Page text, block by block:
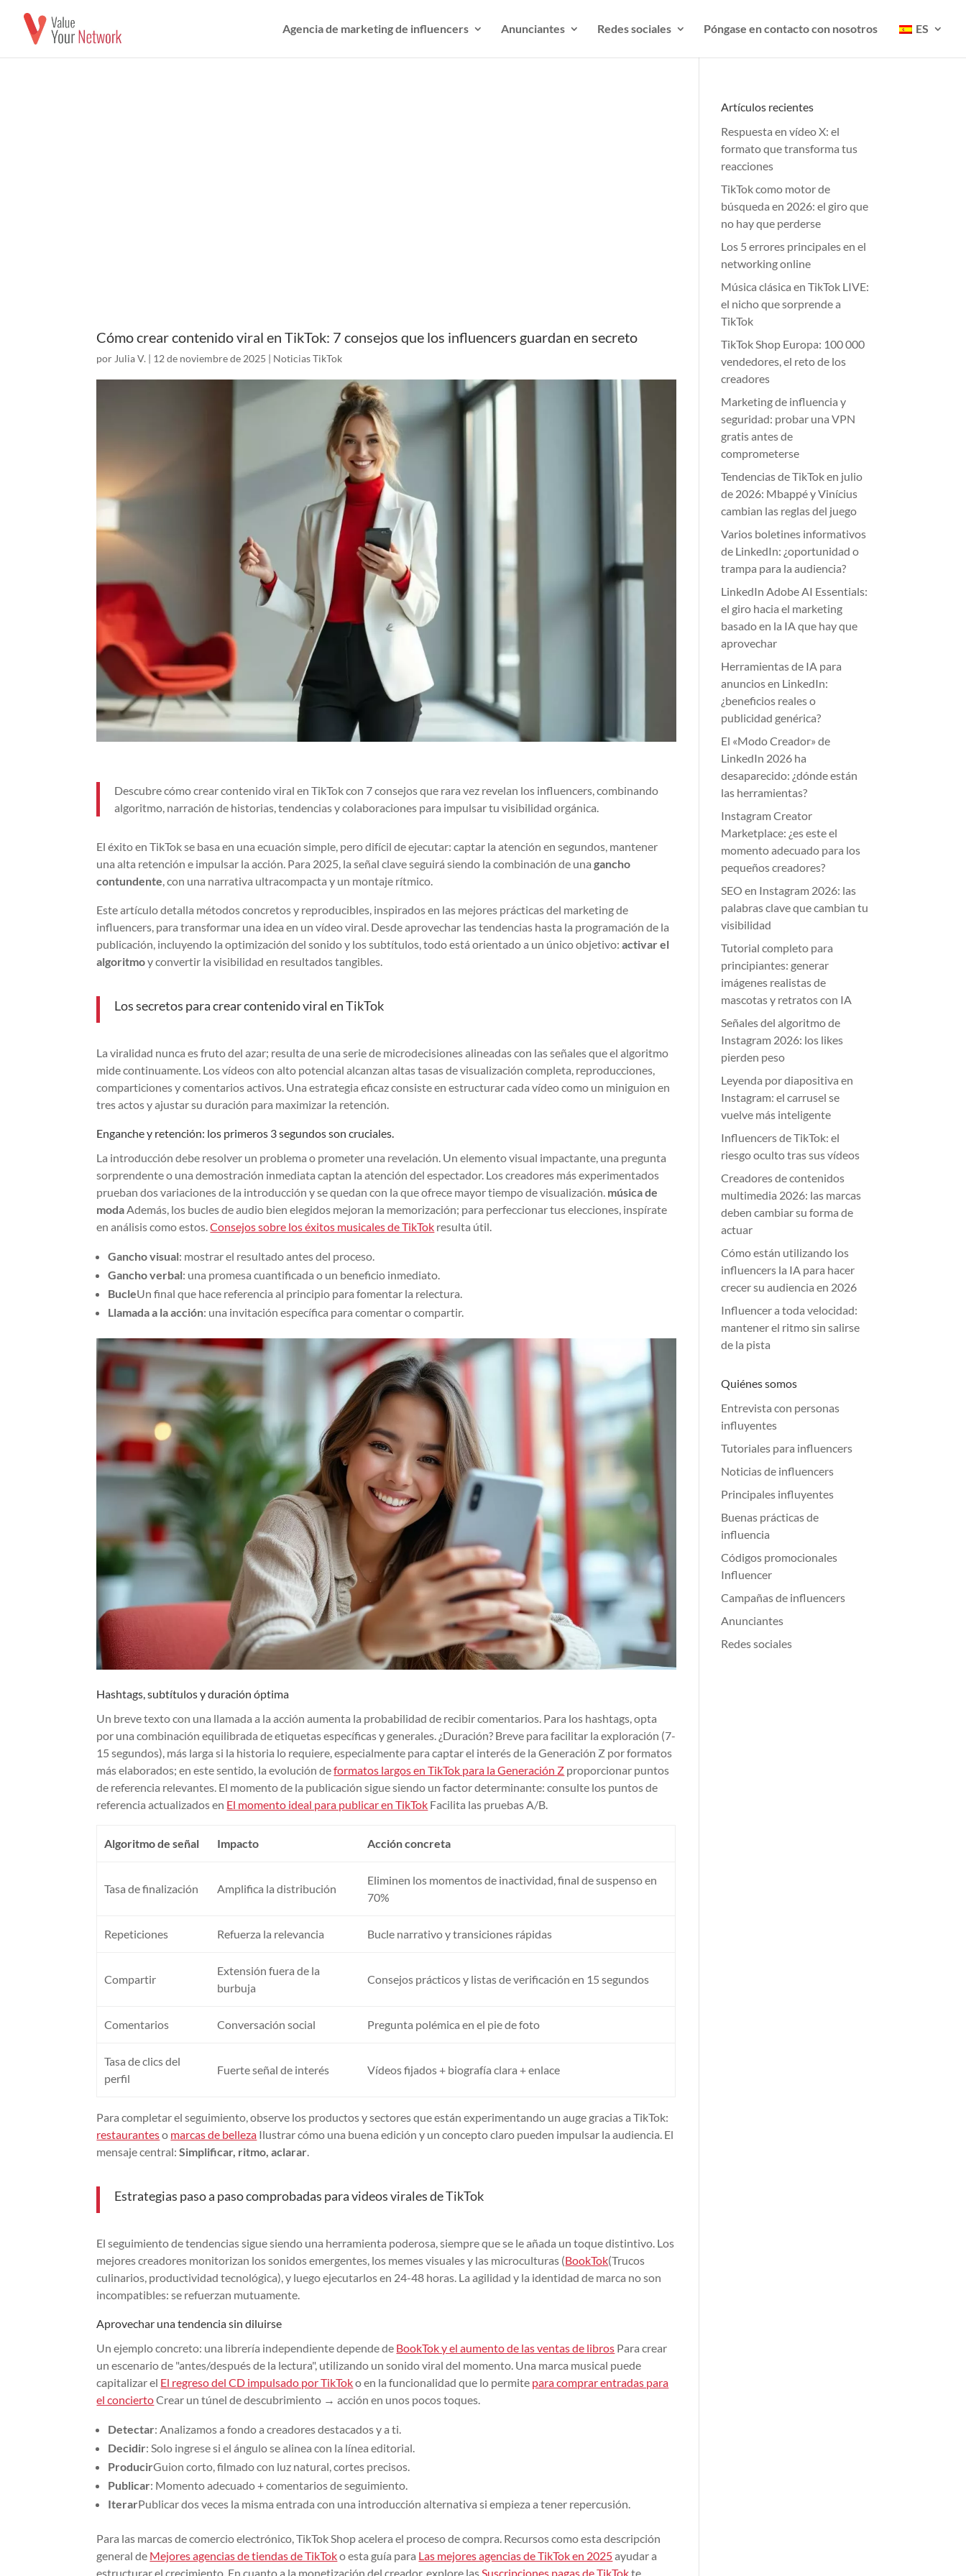
Agencia de marketing de influencers Anunciantes Redes sociales Póngase en contacto con nosotros ES
Cómo crear contenido viral en TikTok: 7 consejos que los influencers guardan en secreto
por Julia V. | 12 de noviembre de 2025 | Noticias TikTok
Descubre cómo crear contenido viral en TikTok con 7 consejos que rara vez revelan los influencers, combinando
algoritmo, narración de historias, tendencias y colaboraciones para impulsar tu visibilidad orgánica.
El éxito en TikTok se basa en una ecuación simple, pero difícil de ejecutar: captar la atención en segundos, mantener
una alta retención e impulsar la acción. Para 2025, la señal clave seguirá siendo la combinación de unagancho
contundente, con una narrativa ultracompacta y un montaje rítmico.
Este artículo detalla métodos concretos y reproducibles, inspirados en las mejores prácticas del marketing de
influencers, para transformar una idea en un vídeo viral. Desde aprovechar las tendencias hasta la programación de la
publicación, incluyendo la optimización del sonido y los subtítulos, todo está orientado a un único objetivo:activar el
algoritmoy convertir la visibilidad en resultados tangibles.
Los secretos para crear contenido viral en TikTok
La viralidad nunca es fruto del azar; resulta de una serie de microdecisiones alineadas con las señales que el algoritmo
mide continuamente. Los vídeos con alto potencial alcanzan altas tasas de visualización completa, reproducciones,
comparticiones y comentarios activos. Una estrategia eficaz consiste en estructurar cada vídeo como un miniguion en
tres actos y ajustar su duración para maximizar la retención.
Enganche y retención: los primeros 3 segundos son cruciales.
La introducción debe resolver un problema o prometer una revelación. Un elemento visual impactante, una pregunta
sorprendente o una demostración inmediata captan la atención del espectador. Los creadores más experimentados
prueban dos variaciones de la introducción y se quedan con la que ofrece mayor tiempo de visualización. música de
modaAdemás, los bucles de audio bien elegidos mejoran la memorización; para perfeccionar tus elecciones, inspírate
en análisis como estos.Consejos sobre los éxitos musicales de TikTok resulta útil.
Gancho visual: mostrar el resultado antes del proceso.
Gancho verbal: una promesa cuantificada o un beneficio inmediato.
BucleUn final que hace referencia al principio para fomentar la relectura.
Llamada a la acción: una invitación específica para comentar o compartir.
Hashtags, subtítulos y duración óptima
Un breve texto con una llamada a la acción aumenta la probabilidad de recibir comentarios. Para los hashtags, opta
por una combinación equilibrada de etiquetas específicas y generales. ¿Duración? Breve para facilitar la exploración (7-
15 segundos), más larga si la historia lo requiere, especialmente para captar el interés de la Generación Z por formatos
más elaborados; en este sentido, la evolución deformatos largos en TikTok para la Generación Z proporcionar puntos
de referencia relevantes. El momento de la publicación sigue siendo un factor determinante: consulte los puntos de
referencia actualizados en El momento ideal para publicar en TikTok Facilita las pruebas A/B.
Algoritmo de señal Impacto Acción concreta
Tasa de finalización Amplifica la distribución
Eliminen los momentos de inactividad, final de suspenso en
70%
Repeticiones Refuerza la relevancia Bucle narrativo y transiciones rápidas
Compartir
Extensión fuera de la
burbuja
Consejos prácticos y listas de verificación en 15 segundos
Comentarios Conversación social Pregunta polémica en el pie de foto
Tasa de clics del
perfil
Fuerte señal de interés Vídeos fijados + biografía clara + enlace
Para completar el seguimiento, observe los productos y sectores que están experimentando un auge gracias a TikTok:
restauranteso marcas de belleza Ilustrar cómo una buena edición y un concepto claro pueden impulsar la audiencia. El
mensaje central:Simplificar, ritmo, aclarar
Estrategias paso a paso comprobadas para videos virales de TikTok
El seguimiento de tendencias sigue siendo una herramienta poderosa, siempre que se le añada un toque distintivo. Los
mejores creadores monitorizan los sonidos emergentes, los memes visuales y las microculturas (BookTok(Trucos
culinarios, productividad tecnológica), y luego ejecutarlos en 24-48 horas. La agilidad y la identidad de marca no son
incompatibles: se refuerzan mutuamente.
Aprovechar una tendencia sin diluirse
Un ejemplo concreto: una librería independiente depende de BookTok y el aumento de las ventas de libros Para crear
un escenario de "antes/después de la lectura", utilizando un sonido viral del momento. Una marca musical puede
capitalizar el El regreso del CD impulsado por TikToko en la funcionalidad que lo permite para comprar entradas para
el conciertoCrear un túnel de descubrimiento → acción en unos pocos toques.
Detectar: Analizamos a fondo a creadores destacados y a ti.
Decidir: Solo ingrese si el ángulo se alinea con la línea editorial.
ProducirGuion corto, filmado con luz natural, cortes precisos.
Publicar: Momento adecuado + comentarios de seguimiento.
IterarPublicar dos veces la misma entrada con una introducción alternativa si empieza a tener repercusión.
Para las marcas de comercio electrónico, TikTok Shop acelera el proceso de compra. Recursos como esta descripción
general de Mejores agencias de tiendas de TikToko esta guía para Las mejores agencias de TikTok en 2025ayudar a
estructurar el crecimiento. En cuanto a la monetización del creador, explore las Suscripciones pagas de TikTokte
Artículos recientes
Respuesta en vídeo X: el
formato que transforma tus
reacciones
TikTok como motor de
búsqueda en 2026: el giro que
no hay que perderse
Los 5 errores principales en el
networking online
Música clásica en TikTok LIVE:
el nicho que sorprende a
TikTok
TikTok Shop Europa: 100 000
vendedores, el reto de los
creadores
Marketing de influencia y
seguridad: probar una VPN
gratis antes de
comprometerse
Tendencias de TikTok en julio
de 2026: Mbappé y Vinícius
cambian las reglas del juego
Varios boletines informativos
de LinkedIn: ¿oportunidad o
trampa para la audiencia?
LinkedIn Adobe AI Essentials:
el giro hacia el marketing
basado en la IA que hay que
aprovechar
Herramientas de IA para
anuncios en LinkedIn:
¿beneficios reales o
publicidad genérica?
El «Modo Creador» de
LinkedIn 2026 ha
desaparecido: ¿dónde están
las herramientas?
Instagram Creator
Marketplace: ¿es este el
momento adecuado para los
pequeños creadores?
SEO en Instagram 2026: las
palabras clave que cambian tu
visibilidad
Tutorial completo para
principiantes: generar
imágenes realistas de
mascotas y retratos con IA
Señales del algoritmo de
Instagram 2026: los likes
pierden peso
Leyenda por diapositiva en
Instagram: el carrusel se
vuelve más inteligente
Influencers de TikTok: el
riesgo oculto tras sus vídeos
Creadores de contenidos
multimedia 2026: las marcas
deben cambiar su forma de
actuar
Cómo están utilizando los
influencers la IA para hacer
crecer su audiencia en 2026
Influencer a toda velocidad:
mantener el ritmo sin salirse
de la pista
Quiénes somos
Entrevista con personas
influyentes
Tutoriales para influencers
Noticias de influencers
Principales influyentes
Buenas prácticas de
influencia
Códigos promocionales
Influencer
Campañas de influencers
Anunciantes
Redes sociales